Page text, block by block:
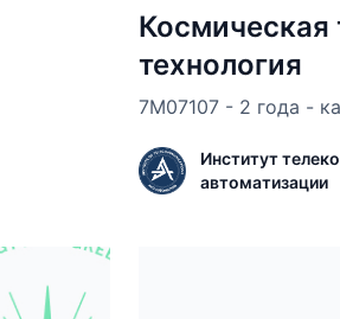
Космическая
технология
7М07107 - 2 года -
Институт
автоматизации